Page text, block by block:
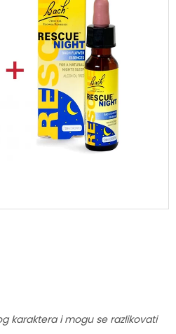
karaktera i mogu se razlikovati